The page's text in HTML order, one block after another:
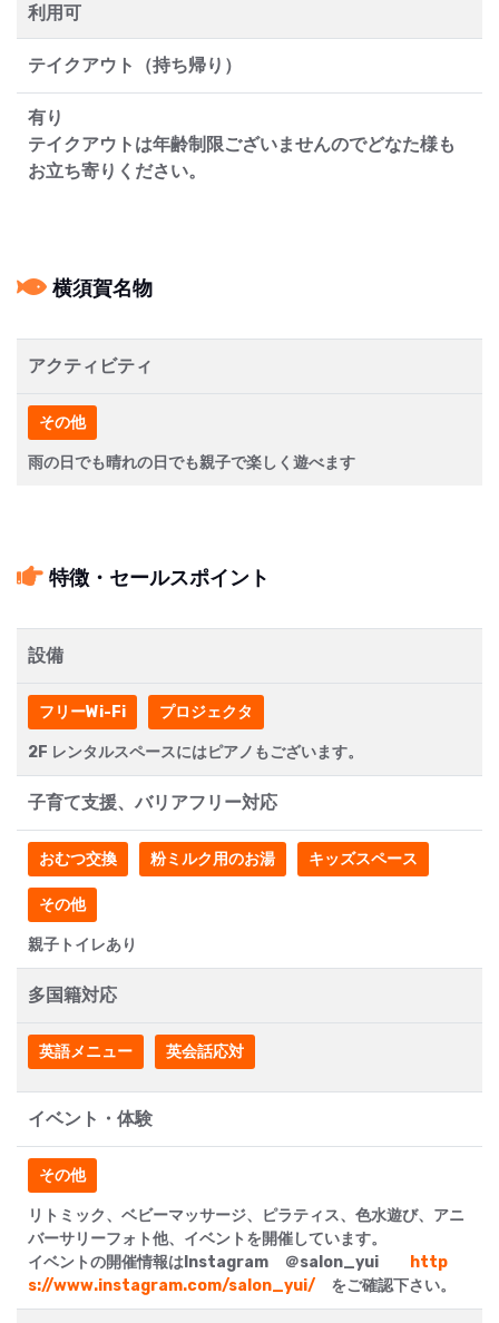
利用可
テイクアウト（持ち帰り）
有り
テイクアウトは年齢制限ございませんのでどなた様も
お立ち寄りください。
横須賀名物
アクティビティ
その他
雨の日でも晴れの日でも親子で楽しく遊べます
特徴・セールスポイント
設備
フリーWi-Fi プロジェクタ
2F レンタルスペースにはピアノもございます。
子育て支援、バリアフリー対応
おむつ交換 粉ミルク用のお湯 キッズスペース
その他
親子トイレあり
多国籍対応
英語メニュー 英会話応対
イベント・体験
その他
リトミック、ベビーマッサージ、ピラティス、色水遊び、アニ
バーサリーフォト他、イベントを開催しています。
イベントの開催情報はInstagram ＠salon_yui
http
s://www.instagram.com/salon_yui/ をご確認下さい。